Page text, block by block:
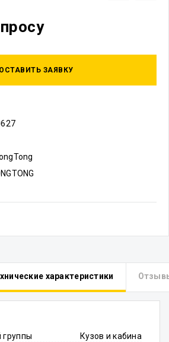
ОСТАВИТЬ ЗАЯВКУ
характеристики
группы
Кузов и кабина